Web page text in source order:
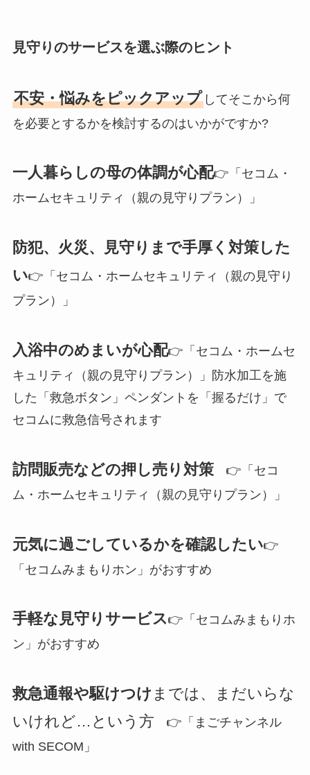
見守りのサービスを選ぶ際のヒント
不安・悩みをピックアップしてそこから何
を必要とするかを検討するのはいかがですか?
一人暮らしの母の体調が心配👉「セコム・
ホームセキュリティ（親の見守りプラン）」
防犯、火災、見守りまで手厚く対策した
い👉「セコム・ホームセキュリティ（親の見守り
プラン）」
入浴中のめまいが心配👉「セコム・ホームセ
キュリティ（親の見守りプラン）」防水加工を施
した「救急ボタン」ペンダントを「握るだけ」で
セコムに救急信号されます
訪問販売などの押し売り対策👉「セコ
ム・ホームセキュリティ（親の見守りプラン）」
元気に過ごしているかを確認したい👉
「セコムみまもりホン」がおすすめ
手軽な見守りサービス👉「セコムみまもりホ
ン」がおすすめ
救急通報や駆けつけ までは、まだいらな
いけれど…という方 👉「まごチャンネル
with SECOM」